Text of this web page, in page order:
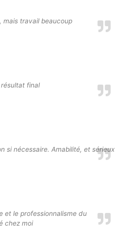
mais travail beaucoup
final
si nécessaire. Amabilité, et sérieux
et le professionnalisme du
chez moi